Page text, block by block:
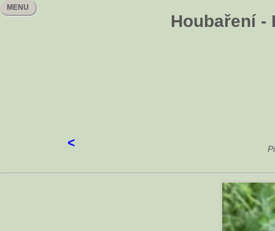
Houbaření -
MENU
<